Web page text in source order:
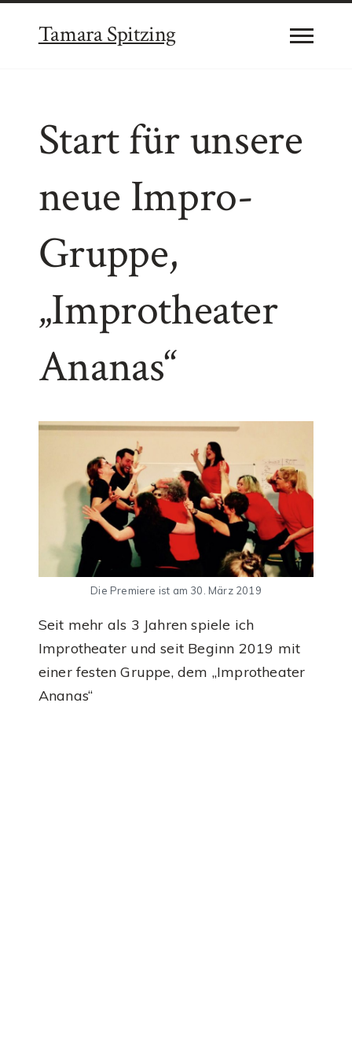
Tamara Spitzing
Start für unsere
neue Impro-
Gruppe,
„Improtheater
Ananas“
Die Premiere ist am 30. März 2019
Seit mehr als 3 Jahren spiele ich
Improtheater und seit Beginn 2019 mit
einer festen Gruppe, dem „Improtheater
Ananas“